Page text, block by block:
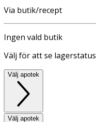
Via butik/recept
Ingen vald butik
Välj för att se lagerstatus
Välj apotek
Välj apotek